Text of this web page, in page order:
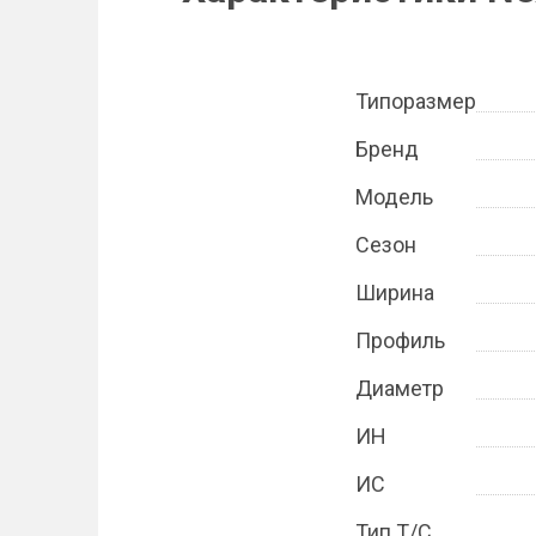
Типоразмер
Бренд
Модель
Сезон
Ширина
Профиль
Диаметр
ИН
ИС